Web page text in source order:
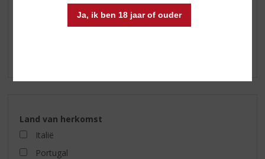
Ja, ik ben 18 jaar of ouder
(RELATIE)GESCHENKEN
Land van herkomst
Italië
Portugal